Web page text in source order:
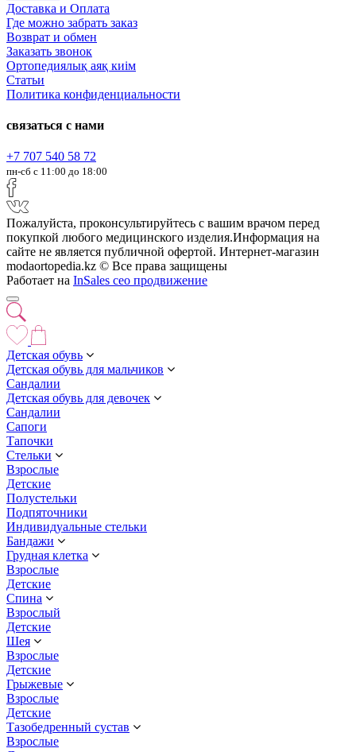
Доставка и Оплата
Где можно забрать заказ
Возврат и обмен
Заказать звонок
Ортопедиялық аяқ киім
Статьи
Политика конфиденциальности
связаться с нами
+7 707 540 58 72
пн-сб с 11:00 до 18:00
Пожалуйста, проконсультируйтесь с вашим врачом перед
покупкой любого медицинского изделия.Информация на
сайте не является публичной офертой. Интернет-магазин
modaortopedia.kz © Все права защищены
Работает на InSales сео продвижение
Детская обувь
Детская обувь для мальчиков
Сандалии
Детская обувь для девочек
Сандалии
Сапоги
Тапочки
Стельки
Взрослые
Детские
Полустельки
Подпяточники
Индивидуальные стельки
Бандажи
Грудная клетка
Взрослые
Детские
Спина
Взрослый
Детские
Шея
Взрослые
Детские
Грыжевые
Взрослые
Детские
Тазобедренный сустав
Взрослые